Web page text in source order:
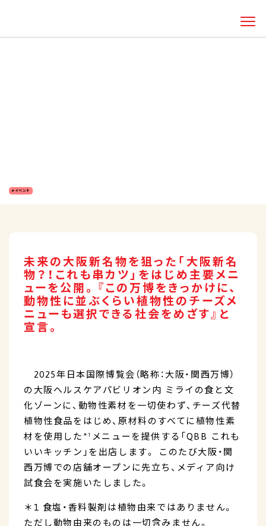
イベント
未来の大阪新名物を狙った「大阪新名
物？！これも串カツ」をはじめ主要メニ
ューを公開。『この万博をきっかけに、
動物性に並ぶくらい植物性のチーズメ
ニューも選択できる社会をめざす』と
宣言。
2025年日本国際博覧会（略称：大阪・関西万博）
の大阪ヘルスケアパビリオン内 ミライの食と文
化ゾーンに、動物性素材を一切使わず、チーズ代替
植物性食品をはじめ、原材料のすべてに植物性素
材を使用した*¹メニューを提供する「QBB これも
いいキッチン」を出店します。 このたび大阪・関
西万博での店舗オープンに先立ち、メディア向け
試食会を実施いたしました。
＊1 食塩・香料製剤は植物由来ではありません。
ただし動物由来のものは一切含みません。